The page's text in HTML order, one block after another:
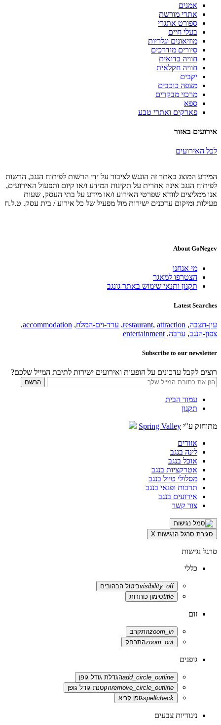
אמנים
אתרי מורשת
ספורט אתגרי
בעלי חיים
מוזיאונים וגלריות
סיורים מודרכים
חוויה בדואית
חוויה חקלאית
יקבים
מצפה כוכבים
מרכזי מבקרים
ספא
פארקים ואתרי טבע
אירועים באזור
לכל האירועים
המידע המוצג באתר זה הונגש לציבור על ידי הרשות לפיתוח הנגב, הרשות
לפיתוח הנגב אינה אחרית על תקינות המידע ו/או קיום ותפעול האירועים,
אנו ממליצים לוודא שפרטי האירוע ו/או מידע על בתי העסק, שעות
פעילות ומיקום עדכנים ישירות מול מפעיל של כל אירוע / בית עסק. ט.ל.ח
About GoNegev
מי אנחנו
הצטרפו למאגר
תקנון ותנאי שימוש באתר גונגב
Latest Searches
עין-חצבה,
restaurant, attraction
, ערד-וים-המלח,
accommodation
,
צפון-הנגב, ערבה,
entertainment
Subscribe to our newsletter
רוצים לקבל עדכונים על הופעות ואירועים ישירות לתיבת המייל שלכם?
עמוד הבית
תקנון
מתוחזק ע"י Spring Valley
אזורים
לינה בנגב
אוכל בנגב
אטרקציות בנגב
מסלולי טיול בנגב
תרבות ופנאי בנגב
אירועים בנגב
צור קשר
סגירת סרגל הנגישות X
סרגל נגישות
כללי
visibility_offביטול הבהובים
titleסימון כותרות
זום
zoom_inהתקרב
zoom_outהתרחק
גופנים
add_circle_outlineהגדלת גודל גופן
remove_circle_outlineהקטנת גודל גופן
spellcheckגופן קריא
ניגודיות צבעים